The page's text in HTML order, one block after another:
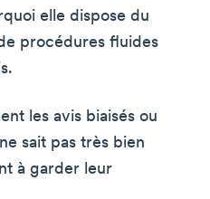
elle dispose du
procédures fluides
les avis biaisés ou
sait pas très bien
à garder leur